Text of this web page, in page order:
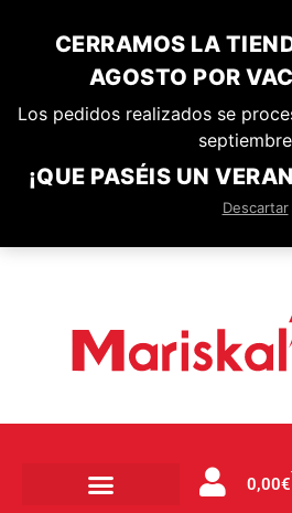
CERRAMOS LA
AGOSTO POR
Los pedidos realizados se
¡QUE PASÉIS UN
Descartar
0,00€